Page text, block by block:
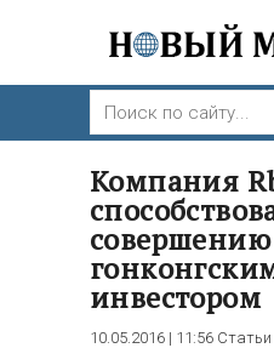
Компания
совершению
инвестором
10.05.2016 | 11:56 Статьи